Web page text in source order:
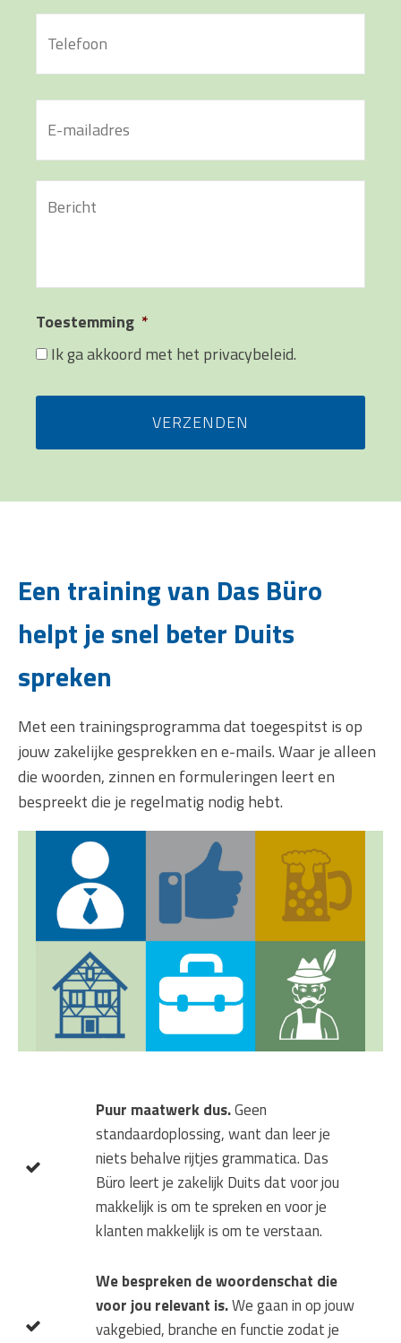
Telefoon *
E-
mail
Bericht *
Toestemming *
Ik ga akkoord met het privacybeleid.
Een training van Das Büro
helpt je snel beter Duits
spreken
Met een trainingsprogramma dat toegespitst is op
jouw zakelijke gesprekken en e-mails. Waar je alleen
die woorden, zinnen en formuleringen leert en
bespreekt die je regelmatig nodig hebt.
Puur maatwerk dus.Geen
standaardoplossing, want dan leer je
niets behalve rijtjes grammatica. Das
Büro leert je zakelijk Duits dat voor jou
makkelijk is om te spreken en voor je
klanten makkelijk is om te verstaan.
We bespreken de woordenschat die
voor jou relevant is.We gaan in op jouw
vakgebied, branche en functie zodat je